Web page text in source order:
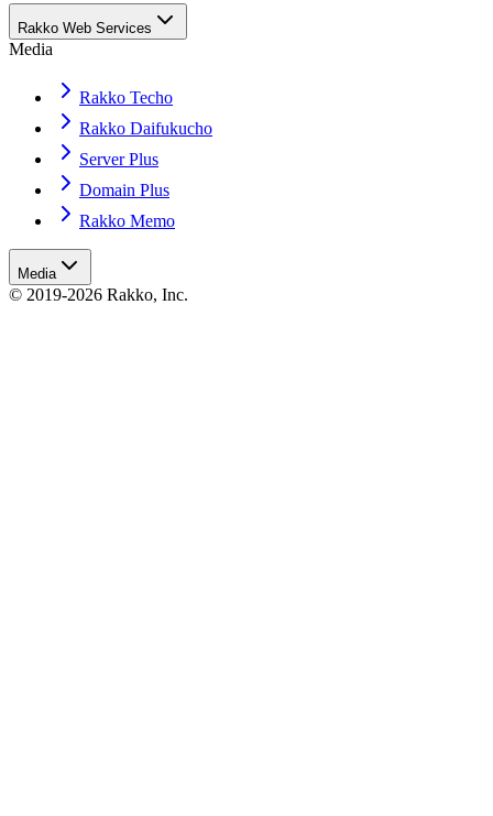
Rakko Web Services
Media
Rakko Techo
Rakko Daifukucho
Server Plus
Domain Plus
Rakko Memo
Media
© 2019-2026 Rakko, Inc.